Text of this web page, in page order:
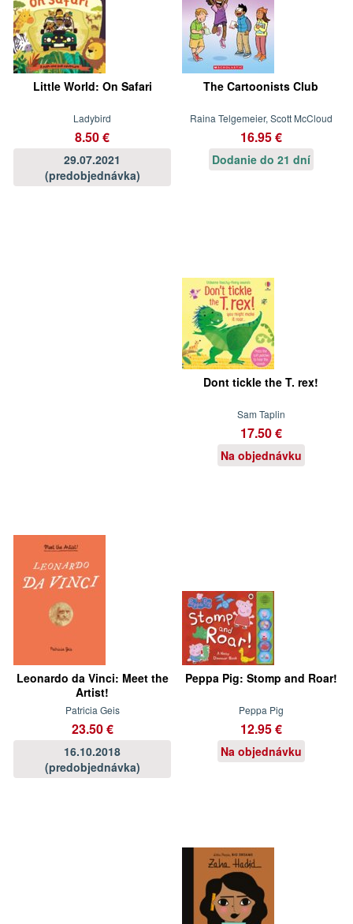
Little World: On Safari
Ladybird
8.50 €
29.07.2021
(predobjednávka)
The Cartoonists Club
Raina Telgemeier, Scott McCloud
16.95 €
Dodanie do 21 dní
Dont tickle the T. rex!
Sam Taplin
17.50 €
Na objednávku
Leonardo da Vinci: Meet the
Artist!
Patricia Geis
23.50 €
16.10.2018
(predobjednávka)
Peppa Pig: Stomp and Roar!
Peppa Pig
12.95 €
Na objednávku